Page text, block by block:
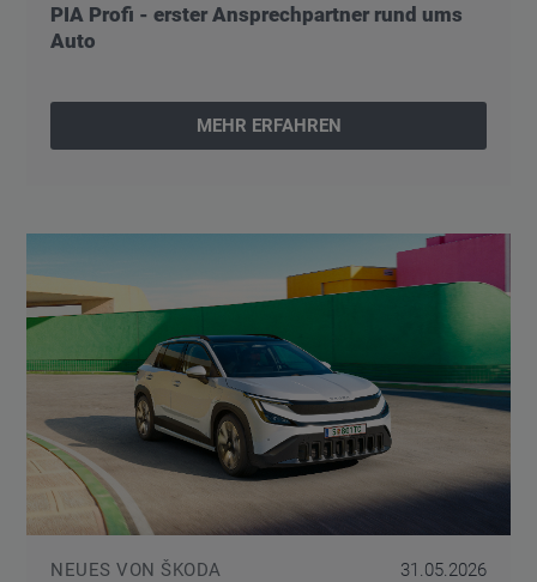
PIA Profi - erster Ansprechpartner rund ums
Auto
MEHR ERFAHREN
NEUES VON ŠKODA 31.05.2026